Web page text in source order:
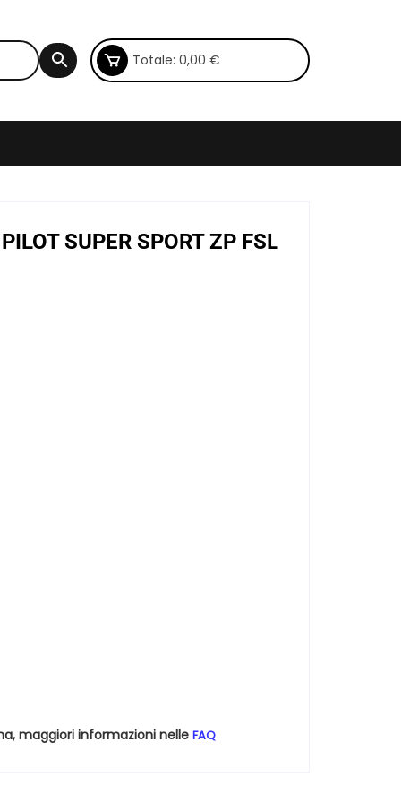
Totale: 0,00 €
SUPER SPORT ZP FSL
maggiori informazioni nelle FAQ